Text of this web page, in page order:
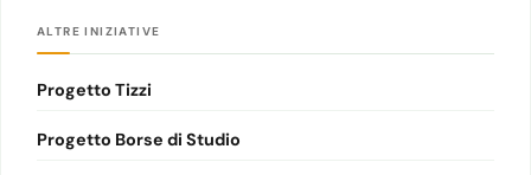
ALTRE INIZIATIVE
Progetto Tizzi
Progetto Borse di Studio